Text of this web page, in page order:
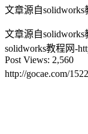
文章源自solidworks
文章源自solidworks
solidworks教程网-
Post Views: 2,560
http://gocae.com/